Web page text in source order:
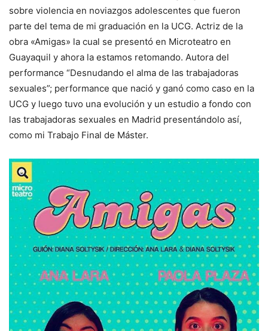
sobre violencia en noviazgos adolescentes que fueron
parte del tema de mi graduación en la UCG. Actriz de la
obra «Amigas» la cual se presentó en Microteatro en
Guayaquil y ahora la estamos retomando. Autora del
performance “Desnudando el alma de las trabajadoras
sexuales”; performance que nació y ganó como caso en la
UCG y luego tuvo una evolución y un estudio a fondo con
las trabajadoras sexuales en Madrid presentándolo así,
como mi Trabajo Final de Máster.